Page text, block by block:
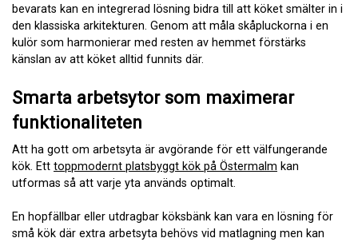
bevarats kan en integrerad lösning bidra till att köket smälter in i
den klassiska arkitekturen. Genom att måla skåpluckorna i en
kulör som harmonierar med resten av hemmet förstärks
känslan av att köket alltid funnits där.
Smarta arbetsytor som maximerar
funktionaliteten
Att ha gott om arbetsyta är avgörande för ett välfungerande
kök. Ett toppmodernt platsbyggt kök på Östermalm kan
utformas så att varje yta används optimalt.
En hopfällbar eller utdragbar köksbänk kan vara en lösning för
små kök där extra arbetsyta behövs vid matlagning men kan